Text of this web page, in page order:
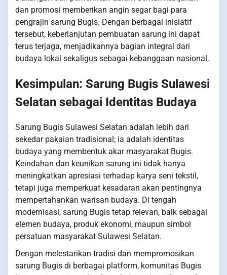
dan promosi memberikan angin segar bagi para
pengrajin sarung Bugis. Dengan berbagai inisiatif
tersebut, keberlanjutan pembuatan sarung ini dapat
terus terjaga, menjadikannya bagian integral dari
budaya lokal sekaligus sebagai kebanggaan nasional.
Kesimpulan: Sarung Bugis Sulawesi
Selatan sebagai Identitas Budaya
Sarung Bugis Sulawesi Selatan adalah lebih dari
sekedar pakaian tradisional; ia adalah identitas
budaya yang membentuk akar masyarakat Bugis.
Keindahan dan keunikan sarung ini tidak hanya
meningkatkan apresiasi terhadap karya seni tekstil,
tetapi juga memperkuat kesadaran akan pentingnya
mempertahankan warisan budaya. Di tengah
modernisasi, sarung Bugis tetap relevan, baik sebagai
elemen budaya, produk ekonomi, maupun simbol
persatuan masyarakat Sulawesi Selatan.
Dengan melestarikan tradisi dan mempromosikan
sarung Bugis di berbagai platform, komunitas Bugis